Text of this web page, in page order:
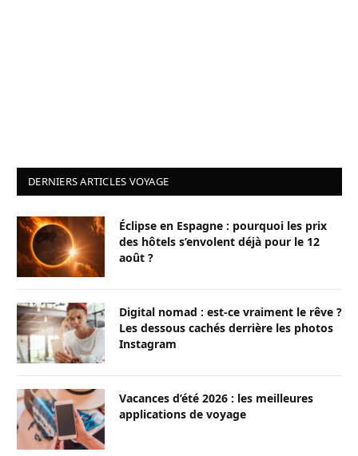
DERNIERS ARTICLES VOYAGE
Éclipse en Espagne : pourquoi les prix
des hôtels s’envolent déjà pour le 12
août ?
Digital nomad : est-ce vraiment le rêve ?
Les dessous cachés derrière les photos
Instagram
Vacances d’été 2026 : les meilleures
applications de voyage